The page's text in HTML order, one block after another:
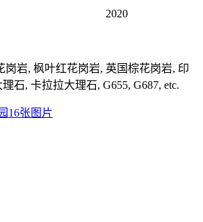
2020
岗岩, 枫叶红花岗岩, 英国棕花岗岩, 印
石, 卡拉拉大理石, G655, G687, etc.
16张图片